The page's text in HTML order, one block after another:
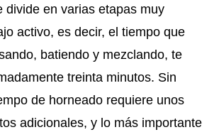
divide en varias etapas muy
activo, es decir, el tiempo que
batiendo y mezclando, te
treinta minutos. Sin
de horneado requiere unos
adicionales, y lo más importante